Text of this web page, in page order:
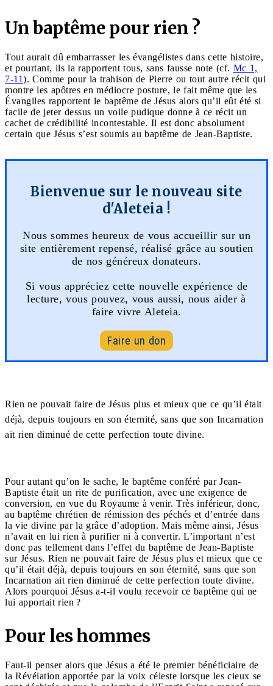
Un baptême pour rien ?
Tout aurait dû embarrasser les évangélistes dans cette histoire,
et pourtant, ils la rapportent tous, sans fausse note (cf. Mc 1,
7-11). Comme pour la trahison de Pierre ou tout autre récit qui
montre les apôtres en médiocre posture, le fait même que les
Évangiles rapportent le baptême de Jésus alors qu’il eût été si
facile de jeter dessus un voile pudique donne à ce récit un
cachet de crédibilité incontestable. Il est donc absolument
certain que Jésus s’est soumis au baptême de Jean-Baptiste.
Bienvenue sur le nouveau site
d'Aleteia !
Nous sommes heureux de vous accueillir sur un
site entièrement repensé, réalisé grâce au soutien
de nos généreux donateurs.
Si vous appréciez cette nouvelle expérience de
lecture, vous pouvez, vous aussi, nous aider à
faire vivre Aleteia.
Faire un don
Rien ne pouvait faire de Jésus plus et mieux que ce qu’il était
déjà, depuis toujours en son éternité, sans que son Incarnation
ait rien diminué de cette perfection toute divine.
Pour autant qu’on le sache, le baptême conféré par Jean-
Baptiste était un rite de purification, avec une exigence de
conversion, en vue du Royaume à venir. Très inférieur, donc,
au baptême chrétien de rémission des péchés et d’entrée dans
la vie divine par la grâce d’adoption. Mais même ainsi, Jésus
n’avait en lui rien à purifier ni à convertir. L’important n’est
donc pas tellement dans l’effet du baptême de Jean-Baptiste
sur Jésus. Rien ne pouvait faire de Jésus plus et mieux que ce
qu’il était déjà, depuis toujours en son éternité, sans que son
Incarnation ait rien diminué de cette perfection toute divine.
Alors pourquoi Jésus a-t-il voulu recevoir ce baptême qui ne
lui apportait rien ?
Pour les hommes
Faut-il penser alors que Jésus a été le premier bénéficiaire de
la Révélation apportée par la voix céleste lorsque les cieux se